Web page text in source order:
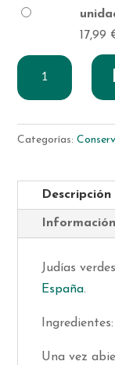
17,99
Judías
extra
Categorías:
Descripción
Judías
España.
Una vez